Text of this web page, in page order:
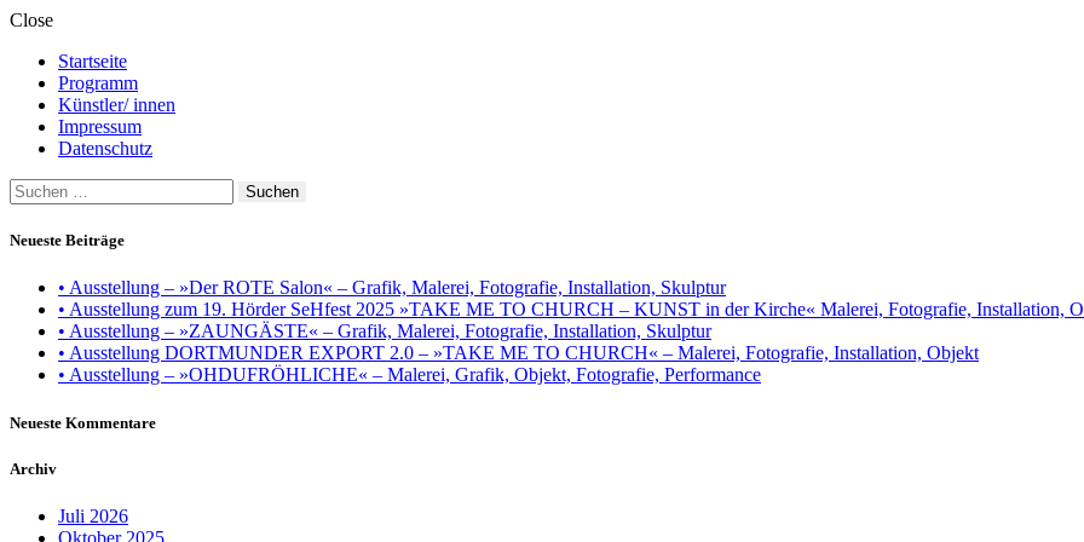
Close
Startseite
Programm
Künstler/ innen
Impressum
Datenschutz
Suchen
nach:
Neueste Beiträge
• Ausstellung – »Der ROTE Salon« – Grafik, Malerei, Fotografie, Installation, Skulptur
• Ausstellung zum 19. Hörder SeHfest 2025 »TAKE ME TO CHURCH – KUNST in der Kirche« Malerei, Fotografie, Installation,
• Ausstellung – »ZAUNGÄSTE« – Grafik, Malerei, Fotografie, Installation, Skulptur
• Ausstellung DORTMUNDER EXPORT 2.0 – »TAKE ME TO CHURCH« – Malerei, Fotografie, Installation, Objekt
• Ausstellung – »OHDUFRÖHLICHE« – Malerei, Grafik, Objekt, Fotografie, Performance
Neueste Kommentare
Archiv
Juli 2026
Oktober 2025